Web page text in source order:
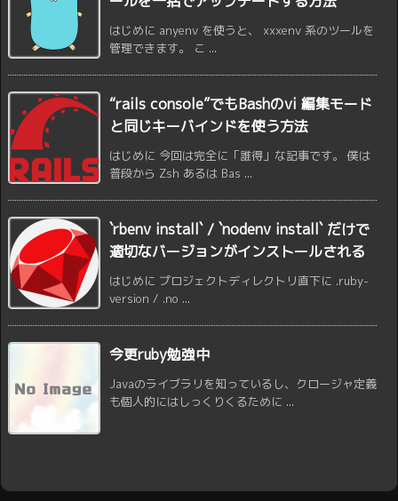
はじめに anyenv を使うと、 xxxenv 系のツールを
管理できます。 こ ...
“rails console”でもBashのvi 編集モード
と同じキーバインドを使う方法
はじめに 今回は完全に「誰得」な記事です。 僕は
普段から Zsh あるは Bas ...
`rbenv install` / `nodenv install` だけで
適切なバージョンがインストールされる
はじめに プロジェクトディレクトリ直下に .ruby-
version / .no ...
今更ruby勉強中
Javaのライブラリを知っているし、クロージャ定義
も個人的にはしっくりくるために ...